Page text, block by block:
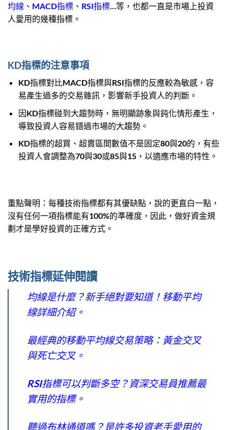
均線 、 MACD指標 、 RSI指標…等，也都一直是市場上投資
人愛用的幾種指標。
KD指標的注意事項
KD指標對比MACD指標與RSI指標的反應較為敏感，容
易產生過多的交易雜訊，影響新手投資人的判斷。
因KD指標碰到大趨勢時，無明顯跡象與鈍化情形產生，
導致投資人容易錯過市場的大趨勢。
KD指標的超買、超賣區間數值不是固定80與20的，有些
投資人會調整為70與30或85與15，以適應市場的特性。
重點聲明：每種技術指標都有其優缺點，說的更直白一點，
沒有任何一項指標能有100%的準確度，因此，做好資金規
劃才是學好投資的正確方式。
技術指標延伸閱讀
均線是什麼？新手絕對要知道！移動平均
線詳細介紹。
最經典的移動平均線交易策略：黃金交叉
與死亡交叉。
RSI指標可以判斷多空？資深交易員推薦最
實用的指標。
聽過布林通道嗎？是許多投資老手愛用的